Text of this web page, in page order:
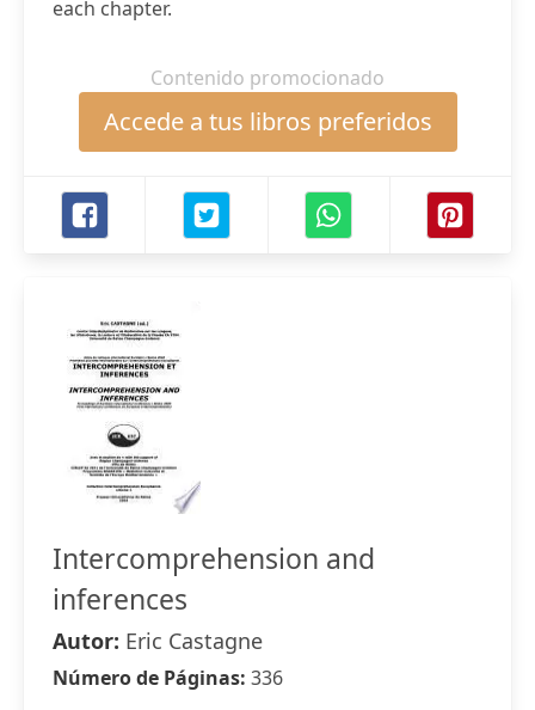
each chapter.
Contenido promocionado
Accede a tus libros preferidos
Intercomprehension and
inferences
Autor: Eric Castagne
Número de Páginas: 336